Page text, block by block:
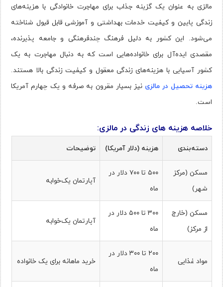
مالزی به عنوان یک گزینه جذاب برای مهاجرت خانوادگی با هزینه‌های
زندگی پایین و کیفیت خدمات بهداشتی و آموزشی قابل قبول شناخته
می‌شود. این کشور به دلیل فرهنگ چندفرهنگی و جامعه پذیرنده،
مقصدی ایده‌آل برای خانواده‌هایی است که به دنبال مهاجرت به یک
کشور آسیایی با هزینه‌های زندگی معقول و کیفیت زندگی بالا هستند.
هزینه تحصیل در مالزی نیز بسیار مقرون به صرفه و یک چهارم آمریکا
است.
خلاصه هزینه های زندگی در مالزی:
دسته‌بندی هزینه (دلار آمریکا) توضیحات
مسکن (مرکز
شهر)
۵۰۰ تا ۷۰۰ دلار در
ماه
آپارتمان یک‌خوابه
مسکن (خارج
از مرکز)
۳۰۰ تا ۵۰۰ دلار در
ماه
آپارتمان یک‌خوابه
مواد غذایی
۲۰۰ تا ۳۰۰ دلار در
ماه
خرید ماهانه برای یک خانواده